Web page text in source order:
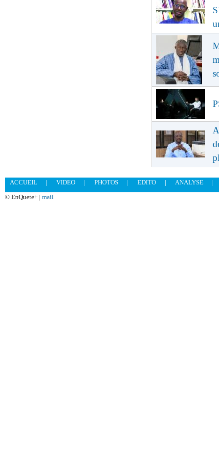
ACCUEIL | VIDEO | PHOTOS | EDITO | ANALYSE
|
© EnQuete+ | mail